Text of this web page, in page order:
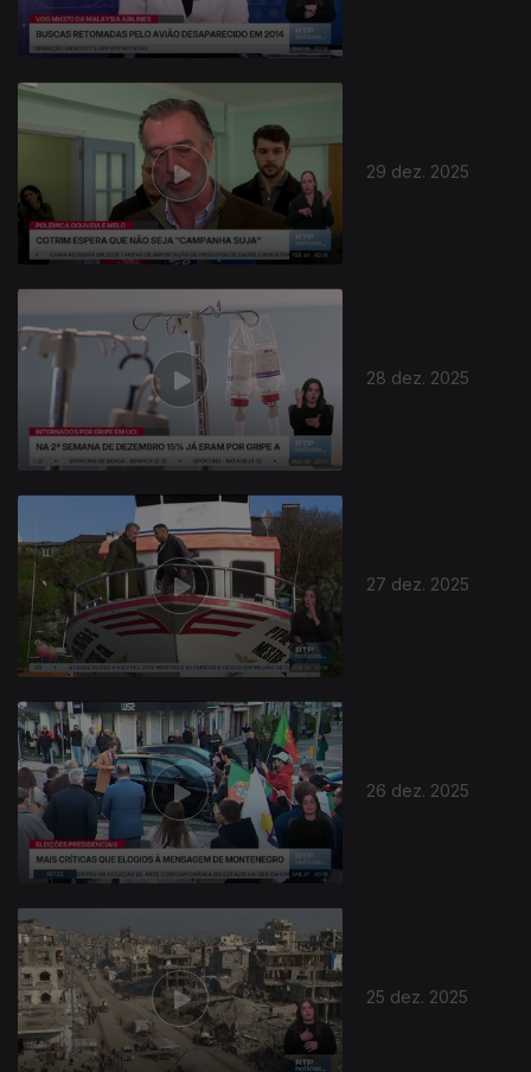
29 dez. 2025
28 dez. 2025
27 dez. 2025
26 dez. 2025
25 dez. 2025